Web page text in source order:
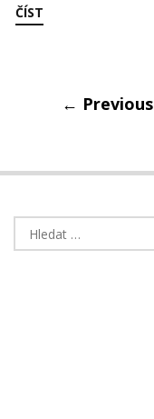
ČÍST
Navigace
příspěvky
← Previous
Vyhledávání